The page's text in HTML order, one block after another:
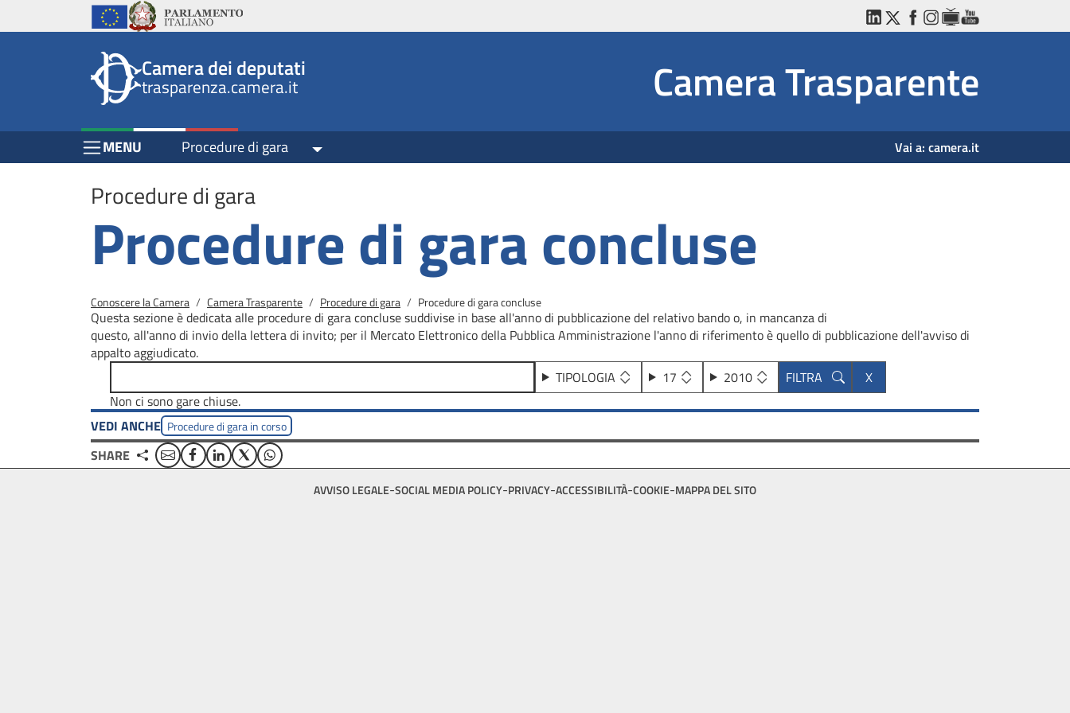
Salta al contenuto principale
Salta al menu di navigazione
top
Istituzioni
Unione EuropeaParlamento Italiano LinkedInTwitterFacebookInstagram
WebTVYouTube
Camera dei deputati
trasparenza.camera.it Camera Trasparente
Menu Bar block
MENU Procedure di gara Toggle Dropdown Vai a: camera.it
Procedure di gara
Procedure di gara concluse
Briciole di pane
Conoscere la Camera Camera Trasparente Procedure di gara Procedure di gara concluse
Questa sezione è dedicata alle procedure di gara concluse suddivise in base all'anno di pubblicazione del relativo bando o, in mancanza di
questo, all'anno di invio della lettera di invito; per il Mercato Elettronico della Pubblica Amministrazione l'anno di riferimento è quello di pubblicazione dell'avviso di
appalto aggiudicato.
TIPOLOGIA
17
2010
Non ci sono gare chiuse.
VEDI ANCHE Procedure di gara in corso
SHARE EmailFacebookLinkedinTwitterWhatsApp
AVVISO LEGALE SOCIAL MEDIA POLICY PRIVACY ACCESSIBILITÀ COOKIE MAPPA DEL SITO
Salta al contenuto principale
Salta al menu di navigazione
Vai a inizio pagina